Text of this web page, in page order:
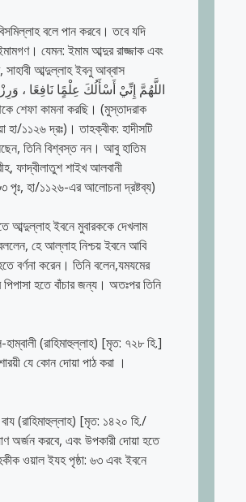
যেমন: ইমাম আব্দুর রাজ্জাক এবং
সাহাবী আব্দুল্লাহ ইবনু আব্বাস
হা/১১২৬ দ্রঃ)। তাহক্বীক: হাদীসটি
তিনি বিশ্বস্ত নন। আবু হাতিম
ফাদ্বীলাতুশ শাইখ আলবানী
পৃঃ, হা/১১২৬-এর আলোচনা দ্রষ্টব্য)
আব্দুল্লাহ ইবনে মুবারককে দেখলাম
হে আল্লাহ নিশ্চয় ইবনে আবি
হতে বাঁচার জন্য। অতঃপর তিনি
(রাহিমাহুল্লাহ) [মৃত: ৭২৮ হি.]
যে কোন দোয়া পাঠ করা ।
(রাহিমাহুল্লাহ) [মৃত: ১৪২০ হি./
অর্জন করবে, এবং উপকারী দোয়া হতে
ওয়াল ইযহ পৃষ্ঠা: ৬৩ এবং ইবনে